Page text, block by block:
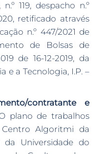
119, despacho n.º
retificado através
n.º 447/2021 de
de Bolsas de
de 16-12-2019, da
e a Tecnologia, I.P. –
contratante e
plano de trabalhos
Algoritmi da
da Universidade do